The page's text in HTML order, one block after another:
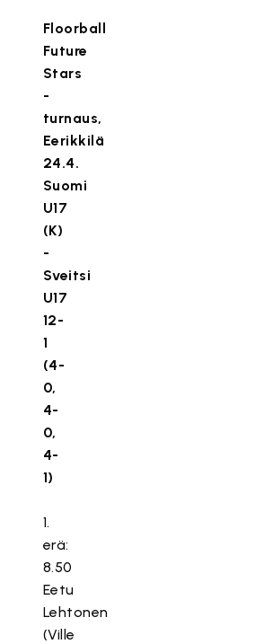
Floorball
Future
Stars
-
turnaus,
Eerikkilä
24.4.
Suomi
U17
(K)
-
Sveitsi
U17
12-
1
(4-
0,
4-
0,
4-
1)
1.
erä:
8.50
Eetu
Lehtonen
(Ville